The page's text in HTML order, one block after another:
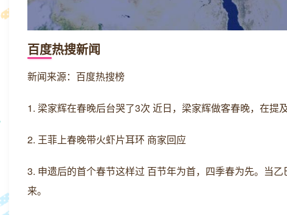
百度热搜新闻
新闻来源：百度热搜榜
1. 梁家辉在春晚后台哭了3次 近日，梁家辉做客春晚，在提
2. 王菲上春晚带火虾片耳环 商家回应
3. 申遗后的首个春节这样过 百节年为首，四季春为先。当
来。